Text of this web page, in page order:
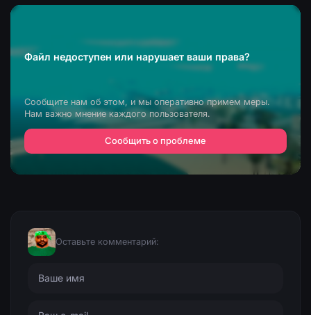
Файл недоступен или нарушает ваши права?
Сообщите нам об этом, и мы оперативно примем меры.
Нам важно мнение каждого пользователя.
Сообщить о проблеме
Оставьте комментарий: